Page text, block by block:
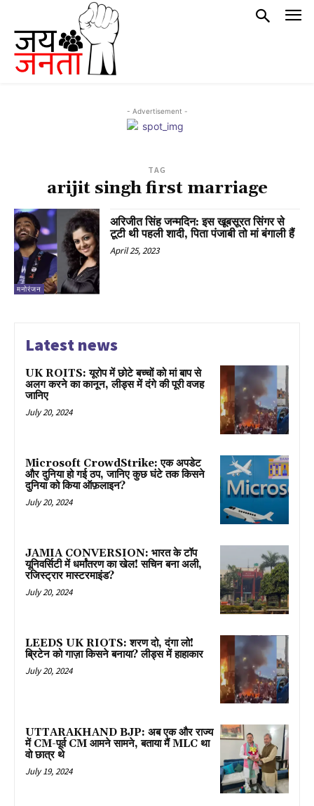
- Advertisement -
TAG
arijit singh first marriage
मनोरंजन
अरिजीत सिंह जन्मदिन: इस खूबसूरत सिंगर से
टूटी थी पहली शादी, पिता पंजाबी तो मां बंगाली हैं
April 25, 2023
Latest news
UK ROITS: यूरोप में छोटे बच्चों को मां बाप से
अलग करने का कानून, लीड्स में दंगे की पूरी वजह
जानिए
July 20, 2024
Microsoft CrowdStrike: एक अपडेट
और दुनिया हो गई ठप, जानिए कुछ घंटे तक किसने
दुनिया को किया ऑफ़लाइन?
July 20, 2024
JAMIA CONVERSION: भारत के टॉप
यूनिवर्सिटी में धर्मांतरण का खेल! सचिन बना अली,
रजिस्ट्रार मास्टरमाइंड?
July 20, 2024
LEEDS UK RIOTS: शरण दो, दंगा लो!
ब्रिटेन को गाज़ा किसने बनाया? लीड्स में हाहाकार
July 20, 2024
UTTARAKHAND BJP: अब एक और राज्य
में CM-पूर्व CM आमने सामने, बताया मैं MLC था
वो छात्र थे
July 19, 2024